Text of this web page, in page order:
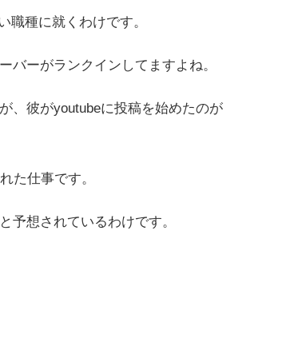
職種に就くわけです。
バーがランクインしてますよね。
、彼がyoutubeに投稿を始めたのが
た仕事です。
予想されているわけです。